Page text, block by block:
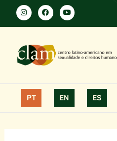
PT EN ES